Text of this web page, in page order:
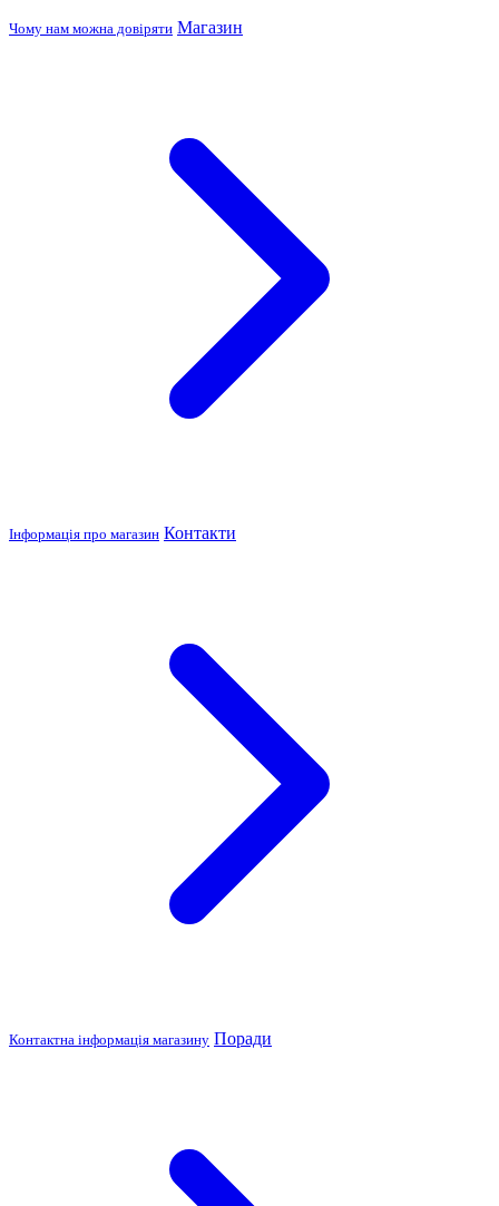
Чому нам можна довіряти Магазин
Інформація про магазин Контакти
Контактна інформація магазину Поради